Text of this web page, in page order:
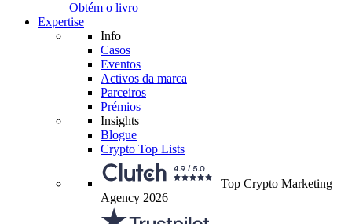
Obtém o livro
Expertise
Info
Casos
Eventos
Activos da marca
Parceiros
Prémios
Insights
Blogue
Crypto Top Lists
Top Crypto Marketing
Agency 2026